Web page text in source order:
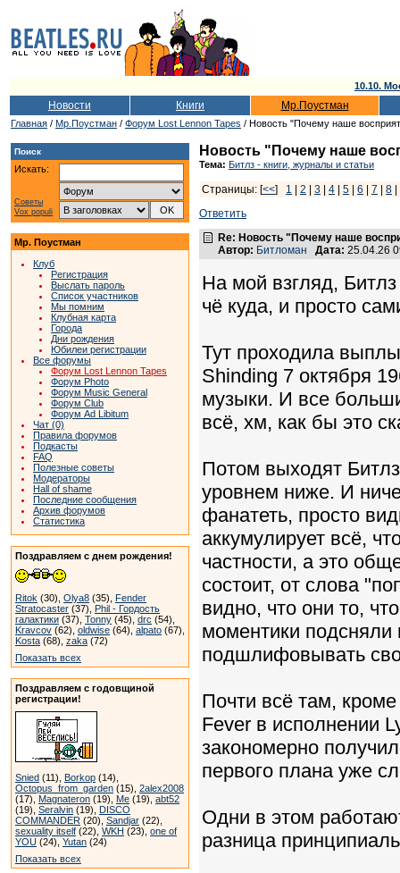
10.10.
Новости Книги Мр.Поустман
Главная / Мр.Поустман / Форум Lost Lennon Tapes / Новость "Почему наше
Поиск
Искать:
Советы
Vox populi
Мр. Поустман
Клуб
Регистрация
Выслать пароль
Список участников
Мы помним
Клубная карта
Города
Дни рождения
Юбилеи регистрации
Все форумы
Форум Lost Lennon Tapes
Форум Photo
Форум Music General
Форум Club
Форум Ad Libitum
Чат (0)
Правила форумов
Подкасты
FAQ
Полезные советы
Модераторы
Hall of shame
Последние сообщения
Архив форумов
Статистика
Поздравляем с днем рождения!
Ritok (30), Olya8 (35), Fender
Stratocaster (37), Phil - Гордость
галактики (37), Tonny (45), drc (54),
Kravcov (62), oldwise (64), alpato (67),
Kosta (68), zaka (72)
Показать всех
Поздравляем с годовщиной
регистрации!
Snied (11), Borkop (14),
Octopus_from_garden (15), 2alex2008
(17), Magnateron (19), Me (19), abt52
(19), Seralvin (19), DISCO
COMMANDER (20), Sandjar (22),
sexuality itself (22), WKH (23), one of
YOU (24), Yutan (24)
Показать всех
Новость "Почему наше
Тема: Битлз - книги, журналы и статьи
Страницы: [<<] 1 2 3 4 5 6 7 8
Ответить
Re: Новость "Почему наше
Автор: Битломан Дата: 25.04.26
На мой взгляд,
чё куда, и просто
Тут проходила
Shinding 7 октября
музыки. И все
всё, хм, как бы это
Потом выходят
уровнем ниже. И
фанатеть, просто
аккумулирует всё,
частности, а это
состоит, от слова
видно, что они то,
моментики подсняли
подшлифовывать
Почти всё там,
Fever в исполнении
закономерно
первого плана уже
Одни в этом
разница